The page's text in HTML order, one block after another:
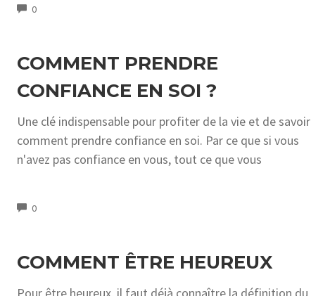
0COMMENTS
COMMENT PRENDRE
CONFIANCE EN SOI ?
Une clé indispensable pour profiter de la vie et de savoir
comment prendre confiance en soi. Par ce que si vous
n'avez pas confiance en vous, tout ce que vous
0COMMENTS
COMMENT ÊTRE HEUREUX